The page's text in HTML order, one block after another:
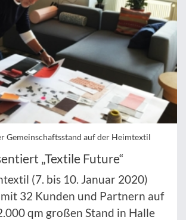
Gemeinschaftsstand auf der Heimtextil
„Textile Future“
(7. bis 10. Januar 2020)
32 Kunden und Partnern auf
qm großen Stand in Halle